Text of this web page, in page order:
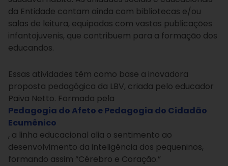
da Entidade contam ainda com bibliotecas e/ou
salas de leitura, equipadas com vastas publicações
infantojuvenis, que contribuem para a formação dos
educandos.
Essas atividades têm como base a inovadora
proposta pedagógica da LBV, criada pelo educador
Paiva Netto. Formada pela
Pedagogia do Afeto e Pedagogia do Cidadão
Ecumênico
, a linha educacional alia o sentimento ao
desenvolvimento da inteligência dos pequeninos,
formando assim “Cérebro e Coração.”